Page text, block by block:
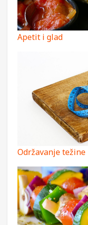
Apetit i glad
Održavanje težine